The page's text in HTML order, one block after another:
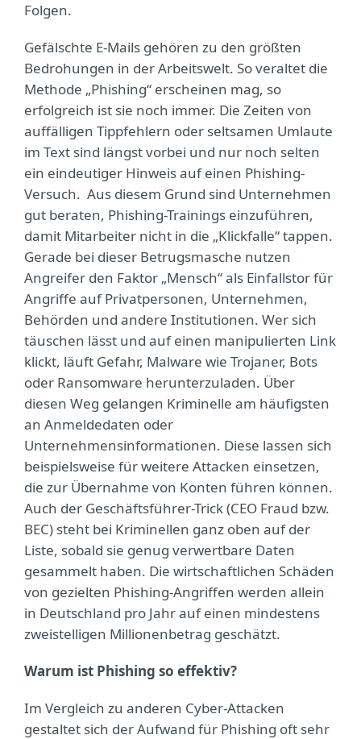
Folgen.
Gefälschte E-Mails gehören zu den größten
Bedrohungen in der Arbeitswelt. So veraltet die
Methode „Phishing“ erscheinen mag, so
erfolgreich ist sie noch immer. Die Zeiten von
auffälligen Tippfehlern oder seltsamen Umlaute
im Text sind längst vorbei und nur noch selten
ein eindeutiger Hinweis auf einen Phishing-
Versuch. Aus diesem Grund sind Unternehmen
gut beraten, Phishing-Trainings einzuführen,
damit Mitarbeiter nicht in die „Klickfalle“ tappen.
Gerade bei dieser Betrugsmasche nutzen
Angreifer den Faktor „Mensch“ als Einfallstor für
Angriffe auf Privatpersonen, Unternehmen,
Behörden und andere Institutionen. Wer sich
täuschen lässt und auf einen manipulierten Link
klickt, läuft Gefahr, Malware wie Trojaner, Bots
oder Ransomware herunterzuladen. Über
diesen Weg gelangen Kriminelle am häufigsten
an Anmeldedaten oder
Unternehmensinformationen. Diese lassen sich
beispielsweise für weitere Attacken einsetzen,
die zur Übernahme von Konten führen können.
Auch der Geschäftsführer-Trick (CEO Fraud bzw.
BEC) steht bei Kriminellen ganz oben auf der
Liste, sobald sie genug verwertbare Daten
gesammelt haben. Die wirtschaftlichen Schäden
von gezielten Phishing-Angriffen werden allein
in Deutschland pro Jahr auf einen mindestens
zweistelligen Millionenbetrag geschätzt.
Warum ist Phishing so effektiv?
Im Vergleich zu anderen Cyber-Attacken
gestaltet sich der Aufwand für Phishing oft sehr